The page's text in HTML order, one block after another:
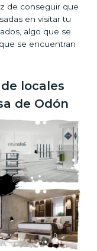
de conseguir que
en visitar tu
algo que se
se encuentran
locales
de Odón